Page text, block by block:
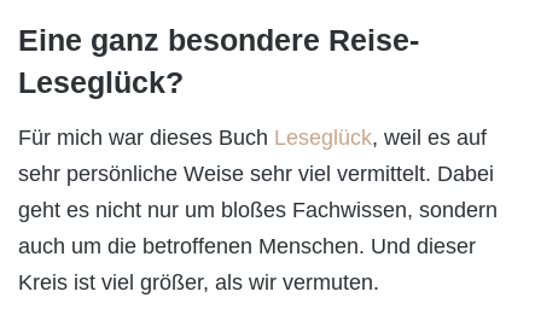
Eine ganz besondere Reise-
Leseglück?
Für mich war dieses Buch Leseglück, weil es auf
sehr persönliche Weise sehr viel vermittelt. Dabei
geht es nicht nur um bloßes Fachwissen, sondern
auch um die betroffenen Menschen. Und dieser
Kreis ist viel größer, als wir vermuten.